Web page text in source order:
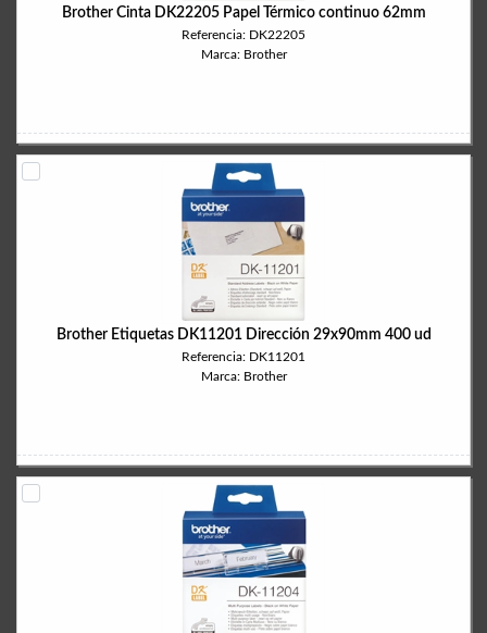
Brother Cinta DK22205 Papel Térmico continuo 62mm
Referencia: DK22205
Marca: Brother
Brother Etiquetas DK11201 Dirección 29x90mm 400 ud
Referencia: DK11201
Marca: Brother